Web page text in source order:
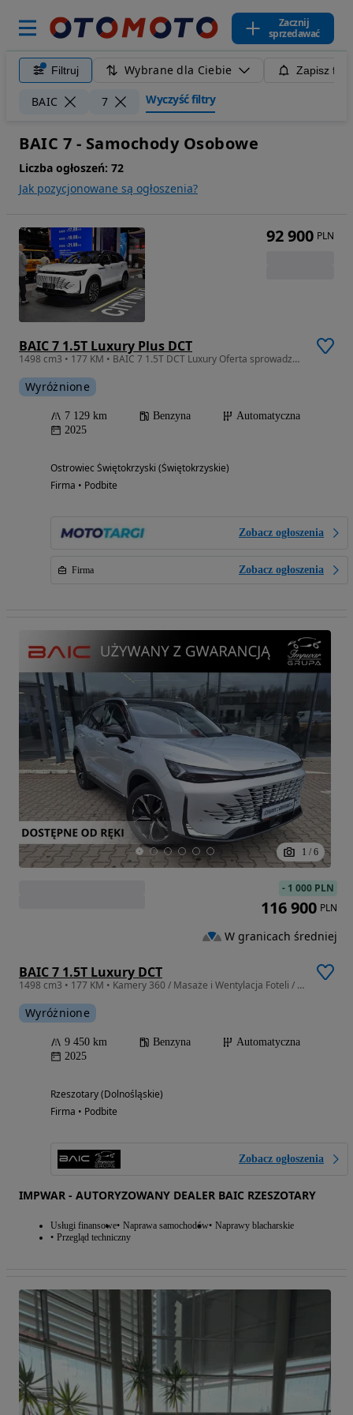
Zacznij
sprzedawać
Filtruj Wybrane dla Ciebie Zapisz
BAIC 7 Wyczyść filtry
BAIC 7 - Samochody Osobowe
Liczba ogłoszeń: 72
Jak pozycjonowane są ogłoszenia?
BAIC 7 1.5T Luxury Plus DCT
1498 cm3 • 177 KM • BAIC 7 1.5T DCT Luxury Oferta sprowadzenie auta z Chin
Wyróżnione
7 129 km Benzyna
Automatyczna
2025
Ostrowiec Świętokrzyski (Świętokrzyskie)
Firma • Podbite
Zobacz ogłoszenia
Firma Zobacz ogłoszenia
92 900 PLN
1 / 6
BAIC 7 1.5T Luxury DCT
1498 cm3 • 177 KM • Kamery 360 / Masaże i Wentylacja Foteli / el. Klapa / Szyberdach
Wyróżnione
9 450 km Benzyna
Automatyczna
2025
Rzeszotary (Dolnośląskie)
Firma • Podbite
Zobacz ogłoszenia
IMPWAR - AUTORYZOWANY DEALER BAIC RZESZOTARY
Usługi finansowe Naprawa samochodów Naprawy blacharskie
Przegląd techniczny
- 1 000 PLN
116 900 PLN
W granicach średniej